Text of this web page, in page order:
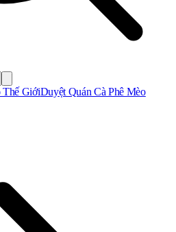
GiớiDuyệt Quán Cà Phê Mèo